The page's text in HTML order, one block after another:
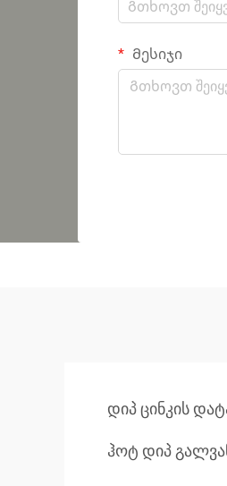
Მესიჯი
დიპ ცინკის
ჰოტ დიპ